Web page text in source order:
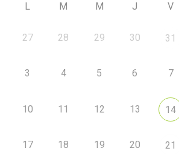
L M M J V
27 28 29 30 31
3 4 5 6 7
10 11 12 13 14
17 18 19 20 21